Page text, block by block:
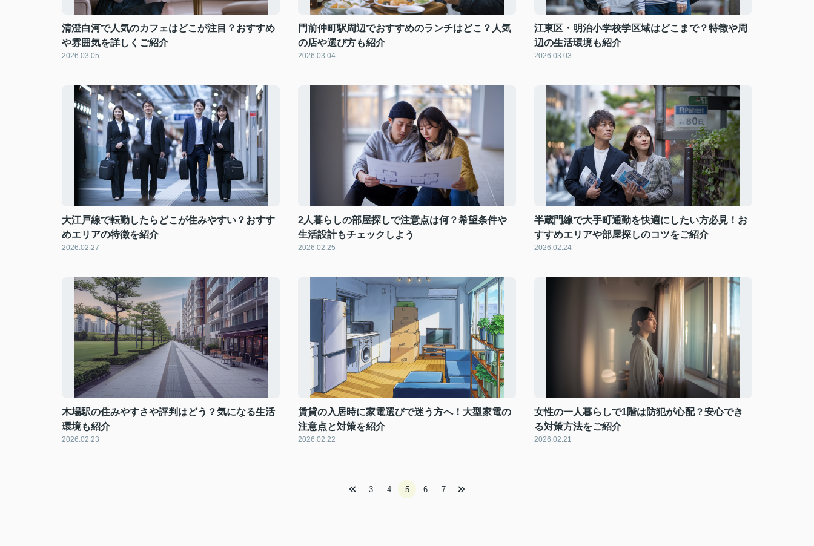
清澄白河で人気のカフェはどこが注目？おすすめ
や雰囲気を詳しくご紹介
2026.03.05
門前仲町駅周辺でおすすめのランチはどこ？人気
の店や選び方も紹介
2026.03.04
江東区・明治小学校学区域はどこまで？特徴や周
辺の生活環境も紹介
2026.03.03
大江戸線で転勤したらどこが住みやすい？おすす
めエリアの特徴を紹介
2026.02.27
2人暮らしの部屋探しで注意点は何？希望条件や
生活設計もチェックしよう
2026.02.25
半蔵門線で大手町通勤を快適にしたい方必見！お
すすめエリアや部屋探しのコツをご紹介
2026.02.24
木場駅の住みやすさや評判はどう？気になる生活
環境も紹介
2026.02.23
賃貸の入居時に家電選びで迷う方へ！大型家電の
注意点と対策を紹介
2026.02.22
女性の一人暮らしで1階は防犯が心配？安心でき
る対策方法をご紹介
2026.02.21
3 4 5 6 7